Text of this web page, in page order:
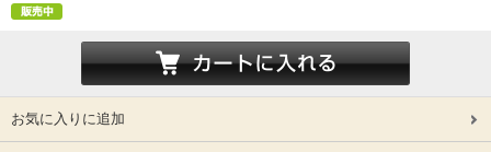
お気に入りに追加